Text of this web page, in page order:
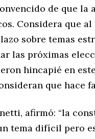
de que la
Considera que
sobre temas
las próximas
hincapié en
que hace
afirmó: “la
tema difícil pero